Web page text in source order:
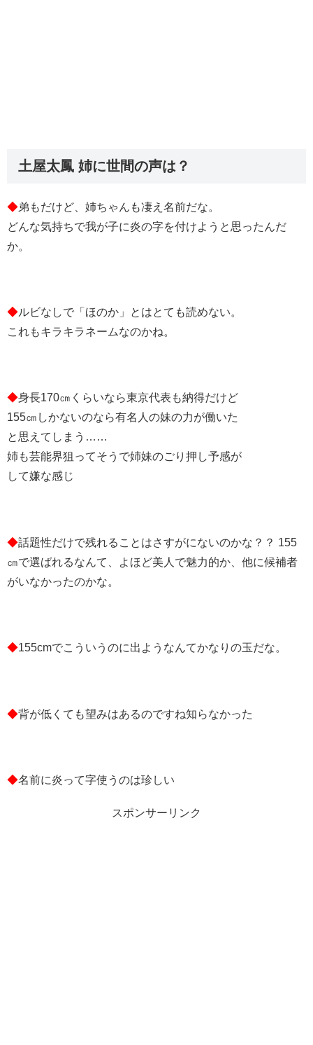
土屋太鳳 姉に世間の声は？
◆弟もだけど、姉ちゃんも凄え名前だな。
どんな気持ちで我が子に炎の字を付けようと思ったんだ
か。
◆ルビなしで「ほのか」とはとても読めない。
これもキラキラネームなのかね。
◆身長170㎝くらいなら東京代表も納得だけど
155㎝しかないのなら有名人の妹の力が働いた
と思えてしまう……
姉も芸能界狙ってそうで姉妹のごり押し予感が
して嫌な感じ
◆話題性だけで残れることはさすがにないのかな？？ 155
㎝で選ばれるなんて、よほど美人で魅力的か、他に候補者
がいなかったのかな。
◆155cmでこういうのに出ようなんてかなりの玉だな。
◆背が低くても望みはあるのですね知らなかった
◆名前に炎って字使うのは珍しい
スポンサーリンク